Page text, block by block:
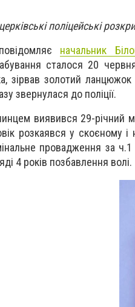
поліцейські
начальник
сталося 20
зірвав золотий
звернулася до поліції.
виявився 29-річний
розкаявся у скоєному
провадження за
4 років позбавлення волі.